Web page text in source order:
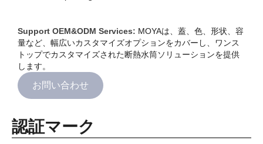
Support OEM&ODM Services: MOYAは、蓋、色、形状、容
量など、幅広いカスタマイズオプションをカバーし、ワンス
トップでカスタマイズされた断熱水筒ソリューションを提供
します。
お問い合わせ
認証マーク